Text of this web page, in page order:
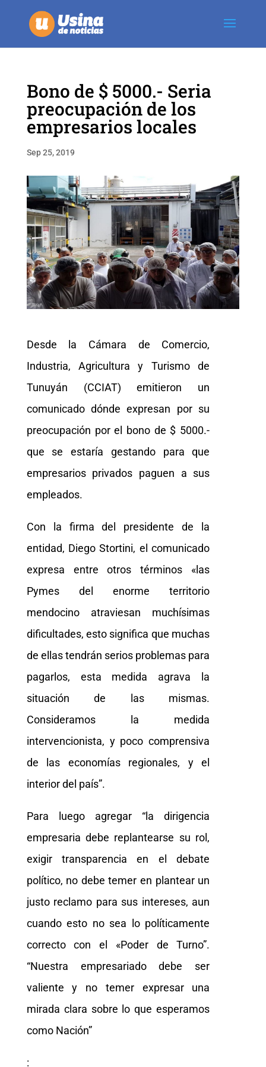
Bono de $ 5000.- Seria
preocupación de los
empresarios locales
Sep 25, 2019
Desde la Cámara de Comercio,
Industria, Agricultura y Turismo de
Tunuyán (CCIAT) emitieron un
comunicado dónde expresan por su
preocupación por el bono de $ 5000.-
que se estaría gestando para que
empresarios privados paguen a sus
empleados.
Con la firma del presidente de la
entidad, Diego Stortini, el comunicado
expresa entre otros términos «las
Pymes del enorme territorio
mendocino atraviesan muchísimas
dificultades, esto significa que muchas
de ellas tendrán serios problemas para
pagarlos, esta medida agrava la
situación de las mismas.
Consideramos la medida
intervencionista, y poco comprensiva
de las economías regionales, y el
interior del país”.
Para luego agregar “la dirigencia
empresaria debe replantearse su rol,
exigir transparencia en el debate
político, no debe temer en plantear un
justo reclamo para sus intereses, aun
cuando esto no sea lo políticamente
correcto con el «Poder de Turno”.
“Nuestra empresariado debe ser
valiente y no temer expresar una
mirada clara sobre lo que esperamos
como Nación”
: